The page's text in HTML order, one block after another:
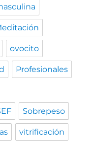
ovocito
Profesionales
Sobrepeso
vitrificación